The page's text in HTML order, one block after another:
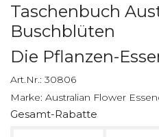
Taschenbuch
Buschblüten
Die Pflanzen-
Art.Nr.: 30806
Marke: Australian Flower
Gesamt-Rabatte